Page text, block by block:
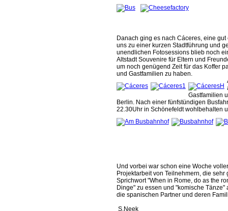
Danach ging es nach Cáceres, eine
uns zu einer kurzen Stadtführung und
unendlichen Fotosessions blieb noch
Altstadt Souvenire für Eltern und
um noch genügend Zeit für das Koffer
und Gastfamilien zu haben.
Gastfamilien
Berlin. Nach einer fünfstündigen
22.30Uhr in Schönefeldt wohlbehalten
Und vorbei war schon eine Woche
Projektarbeit von Teilnehmern, die
Sprichwort "When in Rome, do as the
Dinge" zu essen und "komische
die spanischen Partner und deren
S.Neek